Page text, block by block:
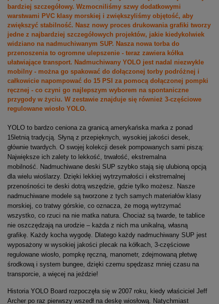
bardziej szczegółowy. Wzmocniliśmy szwy dodatkowymi
warstwami PVC klasy morskiej i zwiększyliśmy objętość, aby
zwiększyć stabilność. Nasz nowy proces drukowania grafiki tworzy
jedne z najbardziej szczegółowych projektów, jakie kiedykolwiek
widziano na nadmuchiwanym SUP. Nasza nowa torba do
przenoszenia to ogromne ulepszenie - teraz zawiera kółka
ułatwiające transport. Nadmuchiwany YOLO jest nadal niezwykle
mobilny - można go spakować do dołączonej torby podróżnej i
całkowicie napompować do 15 PSI za pomocą dołączonej pompki
ręcznej - co czyni go najlepszym wyborem na spontaniczne
przygody w życiu. W zestawie znajduje się również 3-częściowe
regulowane wiosło YOLO.
YOLO to bardzo ceniona za granicą amerykańska marka z ponad
15letnią tradycją. Słyną z przepięknych, wysokiej jakości desek,
głównie twardych. O swojej kolekcji desek pompowanych sami piszą:
Największe ich zalety to lekkość, trwałość, ekstremalna
mobilność. Nadmuchiwane deski SUP szybko stają się ulubioną opcją
dla wielu wioślarzy. Dzięki lekkiej wytrzymałości i ekstremalnej
przenośności te deski dotrą wszędzie, gdzie tylko możesz. Nasze
nadmuchiwane modele są tworzone z tych samych materiałów klasy
morskiej, co tratwy górskie, co oznacza, że mogą wytrzymać
wszystko, co rzuci na nie matka natura. Chociaż są twarde, te tablice
nie oszczędzają na urodzie – każda z nich ma unikalną, własną
grafikę. Każdy kocha wygodę. Dlatego każdy nadmuchiwany SUP jest
wyposażony w wysokiej jakości plecak na kółkach, 3-częściowe
regulowane wiosło, pompkę ręczną, manometr, zdejmowaną płetwę
środkową i system bungee, dzięki czemu spędzasz mniej czasu na
transporcie, a więcej na jeździe!
Historia YOLO Board rozpoczęła się w 2007 roku, kiedy właściciel Jeff
Archer po raz pierwszy wszedł na deskę wiosłową. Natychmiast